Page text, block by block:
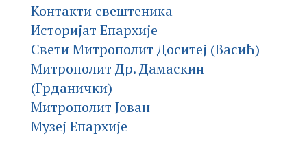
Контакти свештеника
Историјат Епархије
Свети Митрополит Доситеј (Васић)
Митрополит Др. Дамаскин
(Грданички)
Митрополит Јован
Музеј Епархије